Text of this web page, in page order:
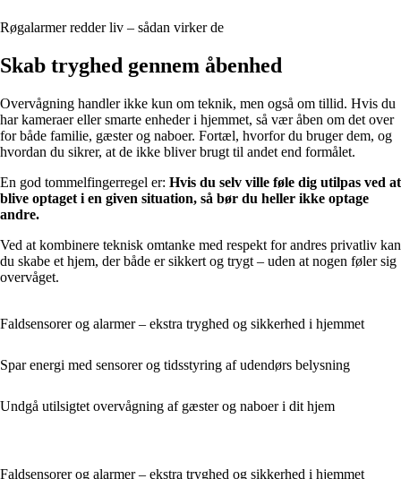
Røgalarmer redder liv – sådan virker de
Skab tryghed gennem åbenhed
Overvågning handler ikke kun om teknik, men også om tillid. Hvis du
har kameraer eller smarte enheder i hjemmet, så vær åben om det over
for både familie, gæster og naboer. Fortæl, hvorfor du bruger dem, og
hvordan du sikrer, at de ikke bliver brugt til andet end formålet.
En god tommelfingerregel er: Hvis du selv ville føle dig utilpas ved at
blive optaget i en given situation, så bør du heller ikke optage
andre.
Ved at kombinere teknisk omtanke med respekt for andres privatliv kan
du skabe et hjem, der både er sikkert og trygt – uden at nogen føler sig
overvåget.
Faldsensorer og alarmer – ekstra tryghed og sikkerhed i hjemmet
Spar energi med sensorer og tidsstyring af udendørs belysning
Undgå utilsigtet overvågning af gæster og naboer i dit hjem
Faldsensorer og alarmer – ekstra tryghed og sikkerhed i hjemmet